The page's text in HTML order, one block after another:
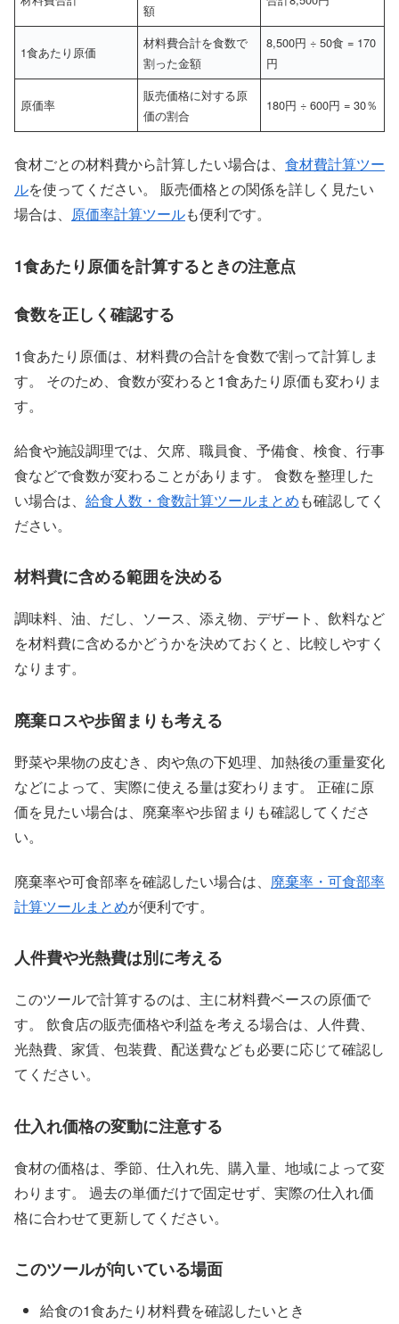
額
1食あたり原価
材料費合計を食数で
割った金額
8,500円 ÷ 50食 = 170
円
原価率
販売価格に対する原
価の割合
180円 ÷ 600円 = 30％
食材ごとの材料費から計算したい場合は、 食材費計算ツー
ルを使ってください。 販売価格との関係を詳しく見たい
場合は、 原価率計算ツールも便利です。
1食あたり原価を計算するときの注意点
食数を正しく確認する
1食あたり原価は、材料費の合計を食数で割って計算しま
す。 そのため、食数が変わると1食あたり原価も変わりま
す。
給食や施設調理では、欠席、職員食、予備食、検食、行事
食などで食数が変わることがあります。 食数を整理した
い場合は、 給食人数・食数計算ツールまとめも確認してく
ださい。
材料費に含める範囲を決める
調味料、油、だし、ソース、添え物、デザート、飲料など
を材料費に含めるかどうかを決めておくと、比較しやすく
なります。
廃棄ロスや歩留まりも考える
野菜や果物の皮むき、肉や魚の下処理、加熱後の重量変化
などによって、実際に使える量は変わります。 正確に原
価を見たい場合は、廃棄率や歩留まりも確認してくださ
い。
廃棄率や可食部率を確認したい場合は、 廃棄率・可食部率
計算ツールまとめが便利です。
人件費や光熱費は別に考える
このツールで計算するのは、主に材料費ベースの原価で
す。 飲食店の販売価格や利益を考える場合は、人件費、
光熱費、家賃、包装費、配送費なども必要に応じて確認し
てください。
仕入れ価格の変動に注意する
食材の価格は、季節、仕入れ先、購入量、地域によって変
わります。 過去の単価だけで固定せず、実際の仕入れ価
格に合わせて更新してください。
このツールが向いている場面
給食の1食あたり材料費を確認したいとき